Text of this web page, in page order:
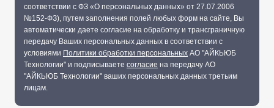
соответствии с ФЗ «О персональных данных» от 27.07.2006
№152-ФЗ), путем заполнения полей любых форм на сайте, Вы
автоматически даете согласие на обработку и трансграничную
передачу Ваших персональных данных в соответствии с
условиями Политики обработки персональных АО "АЙКЬЮБ
Технологии" и подписываете согласие на передачу АО
"АЙКЬЮБ Технологии" ваших персональных данных третьим
лицам.